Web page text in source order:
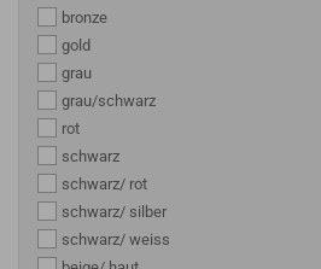
bronze
gold
grau
grau/schwarz
rot
schwarz
schwarz/ rot
schwarz/ silber
schwarz/ weiss